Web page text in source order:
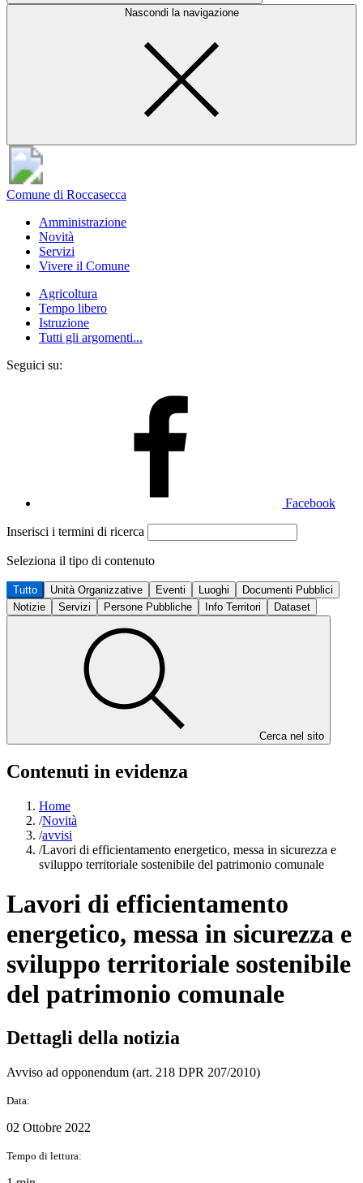
Nascondi la navigazione
Comune di Roccasecca
Amministrazione
Novità
Servizi
Vivere il Comune
Agricoltura
Tempo libero
Istruzione
Tutti gli argomenti...
Seguici su:
Facebook
Inserisci i termini di ricerca
Seleziona il tipo di contenuto
Tutto Unità Organizzative Eventi Luoghi
Documenti Pubblici
Notizie
Servizi Persone Pubbliche Info Territori Dataset
Cerca nel sito
Contenuti in evidenza
Home
/Novità
/avvisi
/Lavori di efficientamento energetico, messa in sicurezza e
sviluppo territoriale sostenibile del patrimonio comunale
Lavori di efficientamento
energetico, messa in sicurezza e
sviluppo territoriale sostenibile
del patrimonio comunale
Dettagli della notizia
Avviso ad opponendum (art. 218 DPR 207/2010)
Data:
02 Ottobre 2022
Tempo di lettura: